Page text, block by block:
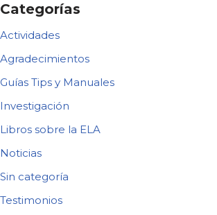
Categorías
Actividades
Agradecimientos
Guías Tips y Manuales
Investigación
Libros sobre la ELA
Noticias
Sin categoría
Testimonios